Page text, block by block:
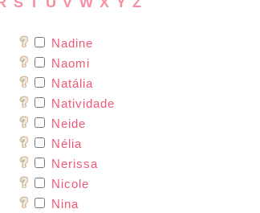
Nadine
Naomi
Natália
Natividade
Neide
Nélia
Nerissa
Nicole
Nina